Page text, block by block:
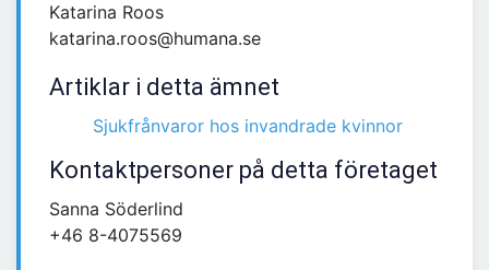
Katarina Roos
katarina.roos@humana.se
Artiklar i detta ämnet
Sjukfrånvaror hos invandrade kvinnor
Kontaktpersoner på detta företaget
Sanna Söderlind
+46 8-4075569